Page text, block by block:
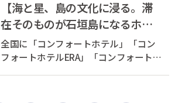
社：東京都中央区、代表取締役社長：
伊藤孝彦、以下チョイスホテルズジャ
パン）は、全国1...
【海と星、島の文化に浸る。滞
在そのものが石垣島になるホテ
ルへ】「コンフォートホテル
ERA石垣島」が6...
全国に「コンフォートホテル」「コン
フォートホテルERA」「コンフォートイ